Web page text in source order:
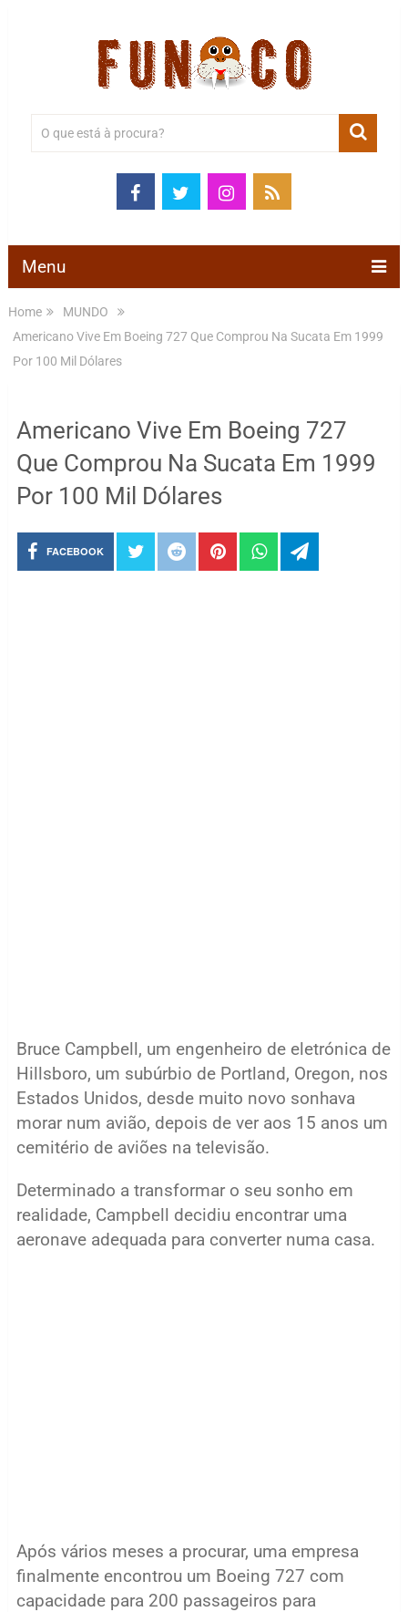
Menu
Home
MUNDO
Americano Vive Em Boeing 727 Que Comprou Na Sucata Em 1999
Por 100 Mil Dólares
Americano Vive Em Boeing 727
Que Comprou Na Sucata Em 1999
Por 100 Mil Dólares
FACEBOOK
Bruce Campbell, um engenheiro de eletrónica de
Hillsboro, um subúrbio de Portland, Oregon, nos
Estados Unidos, desde muito novo sonhava
morar num avião, depois de ver aos 15 anos um
cemitério de aviões na televisão.
Determinado a transformar o seu sonho em
realidade, Campbell decidiu encontrar uma
aeronave adequada para converter numa casa.
Após vários meses a procurar, uma empresa
finalmente encontrou um Boeing 727 com
capacidade para 200 passageiros para